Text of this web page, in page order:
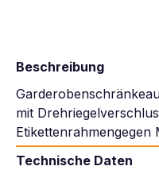
Beschreibung
mit
Technische Daten